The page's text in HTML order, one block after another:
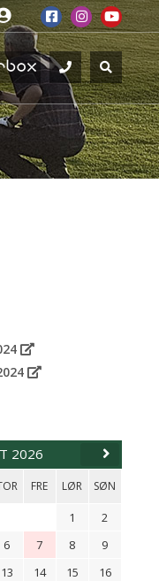
2026
FRE LØR SØN
1
2
6 7 8
9
13 14 15
16